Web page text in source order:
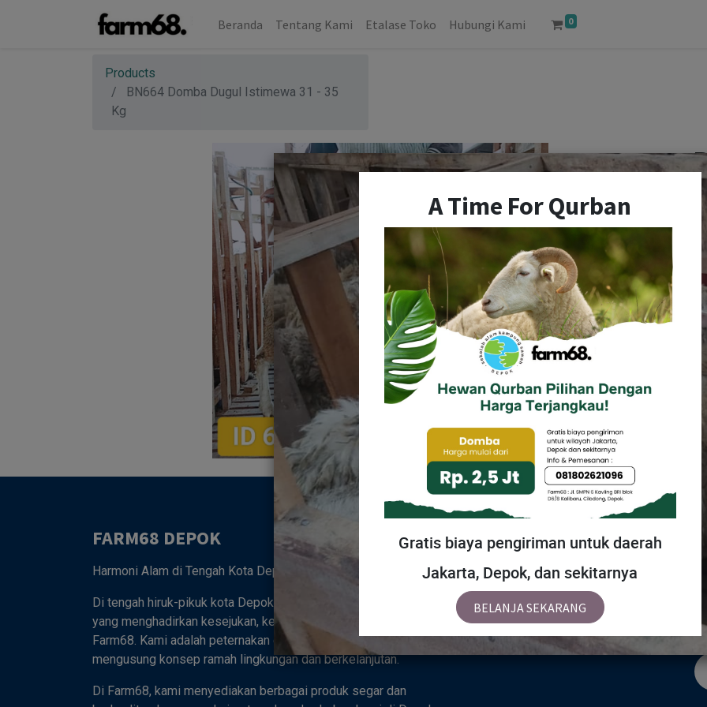
Beranda Tentang Kami Etalase Toko Hubungi Kami 0
Products
BN664 Domba Dugul Istimewa 31 - 35
Kg
A Time For Qurban
Gratis biaya pengiriman untuk daerah
Jakarta, Depok, dan sekitarnya
BELANJA SEKARANG
FARM68 DEPOK
Harmoni Alam di Tengah Kota Depok 🌿
Di tengah hiruk-pikuk kota Depok, tersembunyi sebuah tempat
yang menghadirkan kesejukan, keasrian, dan kehidupan alami —
Farm68. Kami adalah peternakan dan kebun terpadu yang
mengusung konsep ramah lingkungan dan berkelanjutan.
Di Farm68, kami menyediakan berbagai produk segar dan
MENU
Beranda
Tentang Kami
Toko